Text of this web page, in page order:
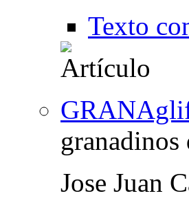
Texto
granadinos
Jose Juan